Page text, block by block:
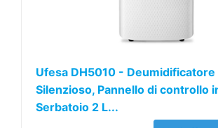
Ufesa DH5010 - Deumidificatore
Silenzioso, Pannello di controllo
Serbatoio 2 L...